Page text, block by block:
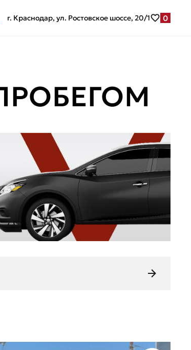
г. Краснодар, ул. Ростовское шоссе, 20/1 0